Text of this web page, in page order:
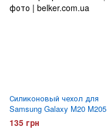
Силиконовый чехол для
Samsung Galaxy M20 M205
Prism
135 грн